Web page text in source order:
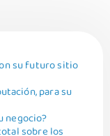
su futuro sitio
para su
negocio?
sobre los